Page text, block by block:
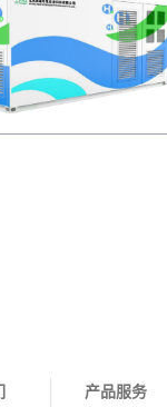
产品服务